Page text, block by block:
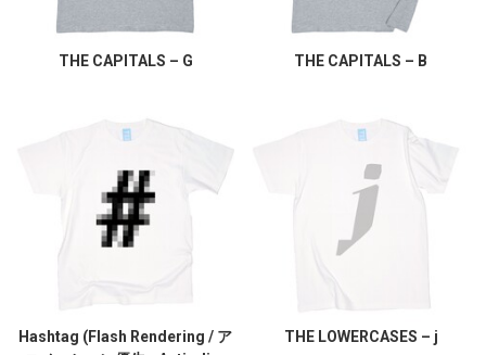
THE CAPITALS – G THE CAPITALS – B
Hashtag (Flash Rendering / ア
THE LOWERCASES – j